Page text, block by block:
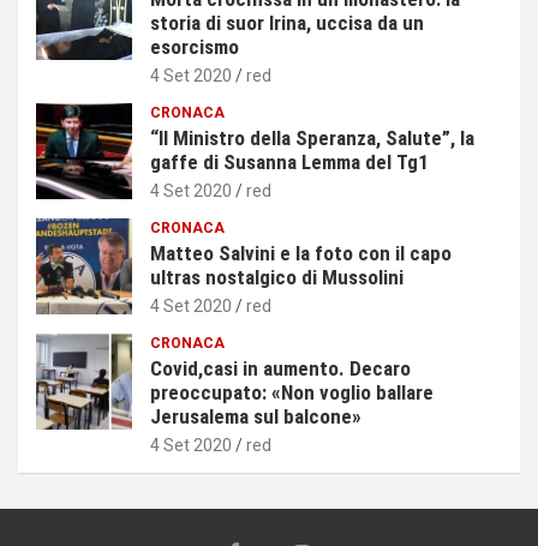
storia di suor Irina, uccisa da un
esorcismo
4 Set 2020 red
CRONACA
“Il Ministro della Speranza, Salute”, la
gaffe di Susanna Lemma del Tg1
4 Set 2020 red
CRONACA
Matteo Salvini e la foto con il capo
ultras nostalgico di Mussolini
4 Set 2020 red
CRONACA
Covid,casi in aumento. Decaro
preoccupato: «Non voglio ballare
Jerusalema sul balcone»
4 Set 2020 red